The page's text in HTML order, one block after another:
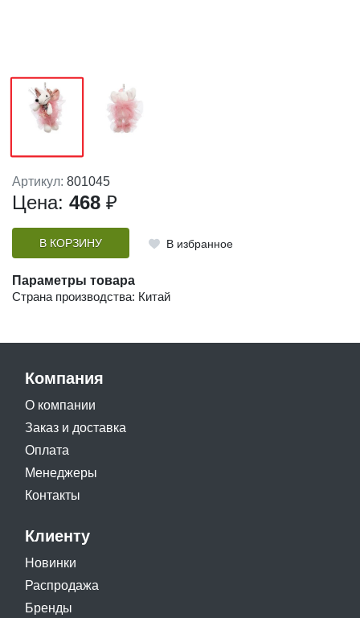
Артикул: 801045
Цена: 468 ₽
В КОРЗИНУ В избранное
Параметры товара
Страна производства: Китай
Компания
О компании
Заказ и доставка
Оплата
Менеджеры
Контакты
Клиенту
Новинки
Распродажа
Бренды